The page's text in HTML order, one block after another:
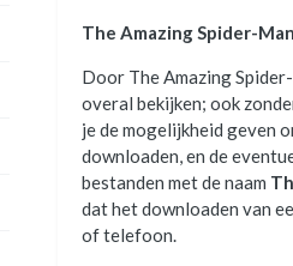
The Amazing Spider-
Door The Amazing
overal bekijken; ook
je de mogelijkheid geven
downloaden, en de
bestanden met de naam
dat het downloaden van
of telefoon.